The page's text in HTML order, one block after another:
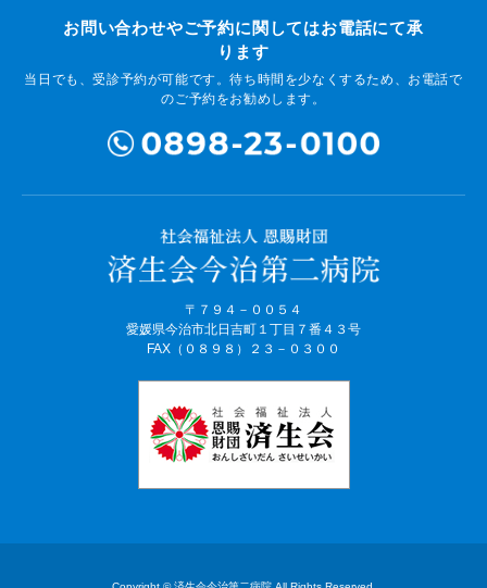
お問い合わせやご予約に関してはお電話にて承
ります
当日でも、受診予約が可能です。待ち時間を少なくするため、お電話で
のご予約をお勧めします。
〒７９４－００５４
愛媛県今治市北日吉町１丁目７番４３号
FAX（０８９８）２３－０３００